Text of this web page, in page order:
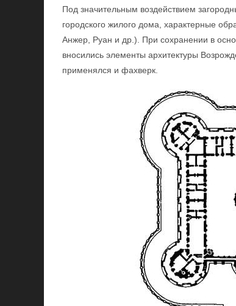
Под значительным воздействием
городского жилого дома, характерные
Анжер, Руан и др.). При сохранении в
вносились элементы архитектуры
применялся и фахверк.